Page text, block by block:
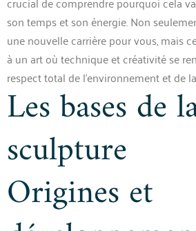
son temps et son énergie. Non
une nouvelle carrière pour vous, mais
à un art où technique et créativité se
respect total de l’environnement et de
Les bases de
sculpture
Origines et